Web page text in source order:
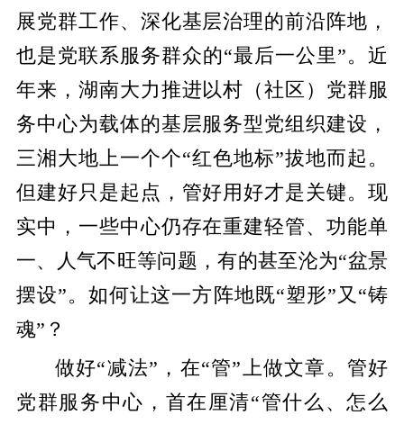
展党群工作、深化基层治理的前沿阵地，
也是党联系服务群众的“最后一公里”。近
年来，湖南大力推进以村（社区）党群服
务中心为载体的基层服务型党组织建设，
三湘大地上一个个“红色地标”拔地而起。
但建好只是起点，管好用好才是关键。现
实中，一些中心仍存在重建轻管、功能单
一、人气不旺等问题，有的甚至沦为“盆景
摆设”。如何让这一方阵地既“塑形”又“铸
魂”？
做好“减法”，在“管”上做文章。管好
党群服务中心，首在厘清“管什么、怎么